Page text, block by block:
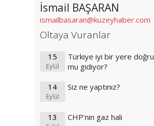
İsmail BAŞARAN
ismailbasaran@kuzeyhaber.com
Oltaya Vuranlar
15
Eylül
Türkiye iyi bir yere doğru
mu gidiyor?
14
Eylül
Siz ne yaptınız?
13 CHP'nin gaz hali